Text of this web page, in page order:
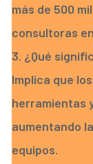
más de 500
consultoras
3. ¿Qué
Implica que
herramientas
aumentando
equipos.